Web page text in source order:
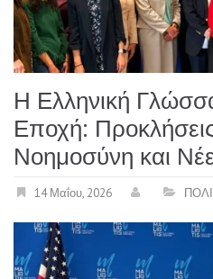
Η Ελληνική
Εποχή:
Νοημοσύνη και
14 Μαΐου, 2026